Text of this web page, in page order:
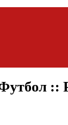
Футбол